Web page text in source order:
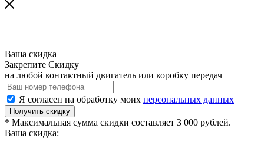
Ваша скидка
Закрепите Скидку
на любой контактный двигатель или коробку передач
Я согласен на обработку моих персональных данных
Получить скидку
* Максимальная сумма скидки составляет 3 000 рублей.
Ваша скидка: